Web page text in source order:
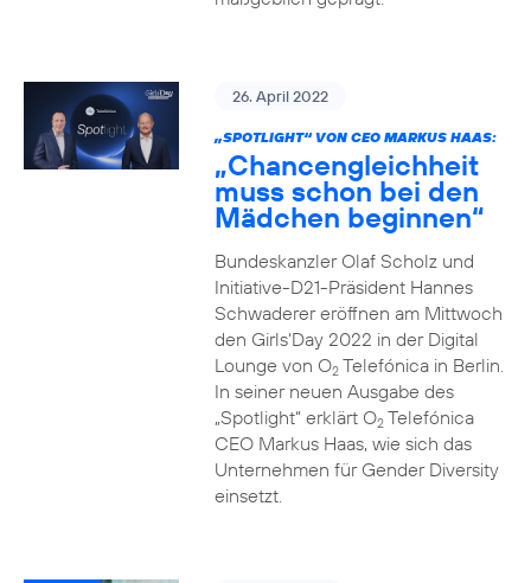
26. April 2022
„SPOTLIGHT“ VON CEO MARKUS HAAS:
„Chancengleichheit
muss schon bei den
Mädchen beginnen“
Bundeskanzler Olaf Scholz und
Initiative-D21-Präsident Hannes
Schwaderer eröffnen am Mittwoch
den Girls‘Day 2022 in der Digital
Lounge von O2Telefónica in Berlin.
In seiner neuen Ausgabe des
„Spotlight“ erklärt O2Telefónica
CEO Markus Haas, wie sich das
Unternehmen für Gender Diversity
einsetzt.